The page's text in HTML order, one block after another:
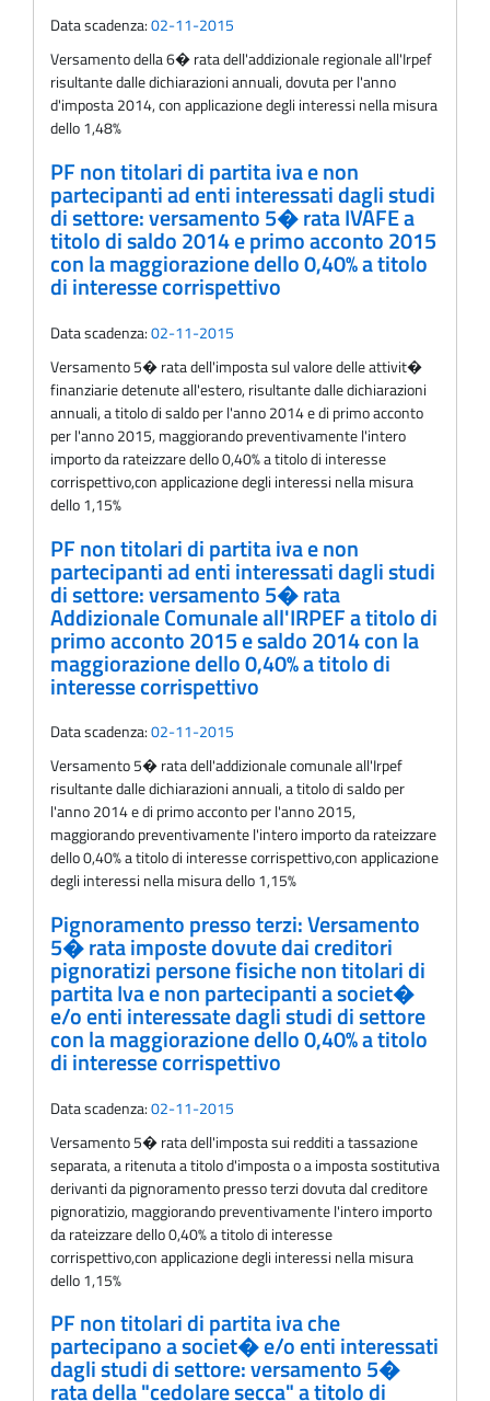
Data scadenza:02-11-2015
Versamento della 6� rata dell'addizionale regionale all'Irpef
risultante dalle dichiarazioni annuali, dovuta per l'anno
d'imposta 2014, con applicazione degli interessi nella misura
dello 1,48%
PF non titolari di partita iva e non
partecipanti ad enti interessati dagli studi
di settore: versamento 5� rata IVAFE a
titolo di saldo 2014 e primo acconto 2015
con la maggiorazione dello 0,40% a titolo
di interesse corrispettivo
Data scadenza:02-11-2015
Versamento 5� rata dell'imposta sul valore delle attivit�
finanziarie detenute all'estero, risultante dalle dichiarazioni
annuali, a titolo di saldo per l'anno 2014 e di primo acconto
per l'anno 2015, maggiorando preventivamente l'intero
importo da rateizzare dello 0,40% a titolo di interesse
corrispettivo,con applicazione degli interessi nella misura
dello 1,15%
PF non titolari di partita iva e non
partecipanti ad enti interessati dagli studi
di settore: versamento 5� rata
Addizionale Comunale all'IRPEF a titolo di
primo acconto 2015 e saldo 2014 con la
maggiorazione dello 0,40% a titolo di
interesse corrispettivo
Data scadenza:02-11-2015
Versamento 5� rata dell'addizionale comunale all'Irpef
risultante dalle dichiarazioni annuali, a titolo di saldo per
l'anno 2014 e di primo acconto per l'anno 2015,
maggiorando preventivamente l'intero importo da rateizzare
dello 0,40% a titolo di interesse corrispettivo,con applicazione
degli interessi nella misura dello 1,15%
Pignoramento presso terzi: Versamento
5� rata imposte dovute dai creditori
pignoratizi persone fisiche non titolari di
partita Iva e non partecipanti a societ�
e/o enti interessate dagli studi di settore
con la maggiorazione dello 0,40% a titolo
di interesse corrispettivo
Data scadenza:02-11-2015
Versamento 5� rata dell'imposta sui redditi a tassazione
separata, a ritenuta a titolo d'imposta o a imposta sostitutiva
derivanti da pignoramento presso terzi dovuta dal creditore
pignoratizio, maggiorando preventivamente l'intero importo
da rateizzare dello 0,40% a titolo di interesse
corrispettivo,con applicazione degli interessi nella misura
dello 1,15%
PF non titolari di partita iva che
partecipano a societ� e/o enti interessati
dagli studi di settore: versamento 5�
rata della "cedolare secca" a titolo di